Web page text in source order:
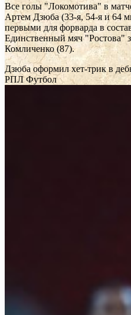
Все голы "Локомотива" в
Артем Дзюба (33-я, 54-я и 64
первыми для форварда в
Единственный мяч "Ростова"
Комличенко (87).
Дзюба оформил хет-трик в
РПЛФутбол